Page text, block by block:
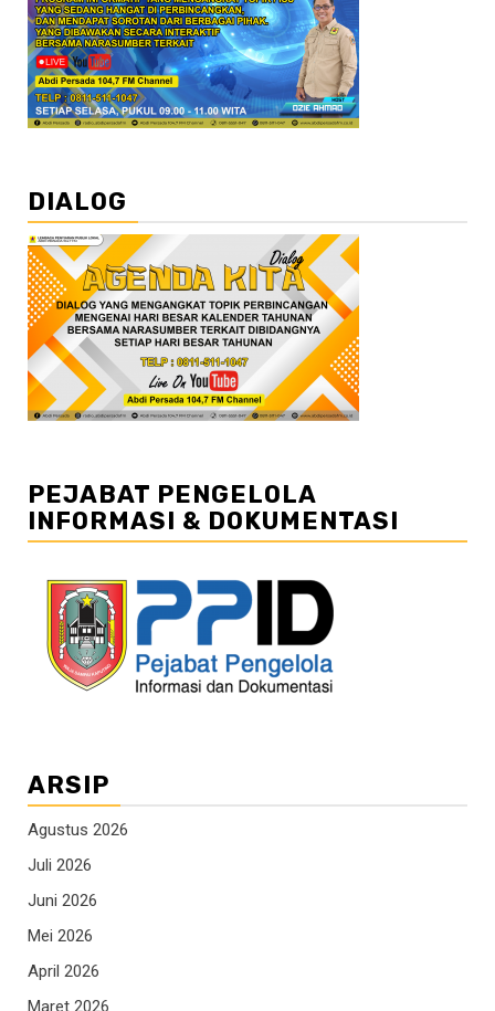
DIALOG
PEJABAT PENGELOLA
INFORMASI & DOKUMENTASI
ARSIP
Agustus 2026
Juli 2026
Juni 2026
Mei 2026
April 2026
Maret 2026